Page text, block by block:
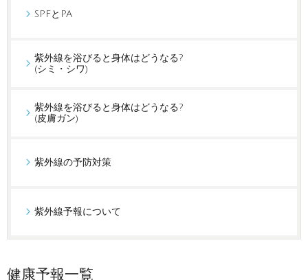
SPFとPA
紫外線を浴びると身体はどうなる?
(シミ・シワ)
紫外線を浴びると身体はどうなる?
(皮膚ガン)
紫外線の予防対策
紫外線予報について
健康予報一覧